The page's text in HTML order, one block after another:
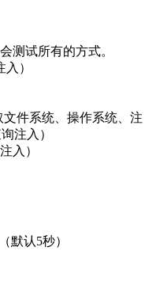
测试所有的方式。
）
文件系统、操作系统、注
注入）
入）
默认5秒）